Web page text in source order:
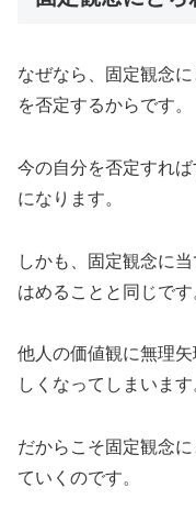
なぜなら、固定観念
を否定するからです。
今の自分を否定すれ
になります。
しかも、固定観念に
はめることと同じです
他人の価値観に無理
しくなってしまいます
だからこそ固定観念
ていくのです。